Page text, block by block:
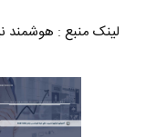
لینک منبع : هوشمند